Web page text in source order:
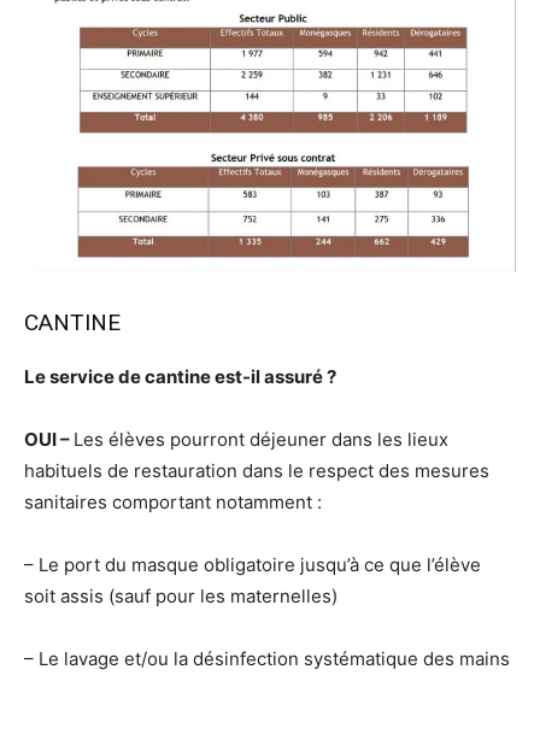
CANTINE
Le service de cantine est-il assuré ?
OUI – Les élèves pourront déjeuner dans les lieux
habituels de restauration dans le respect des mesures
sanitaires comportant notamment :
– Le port du masque obligatoire jusqu’à ce que l’élève
soit assis (sauf pour les maternelles)
– Le lavage et/ou la désinfection systématique des mains